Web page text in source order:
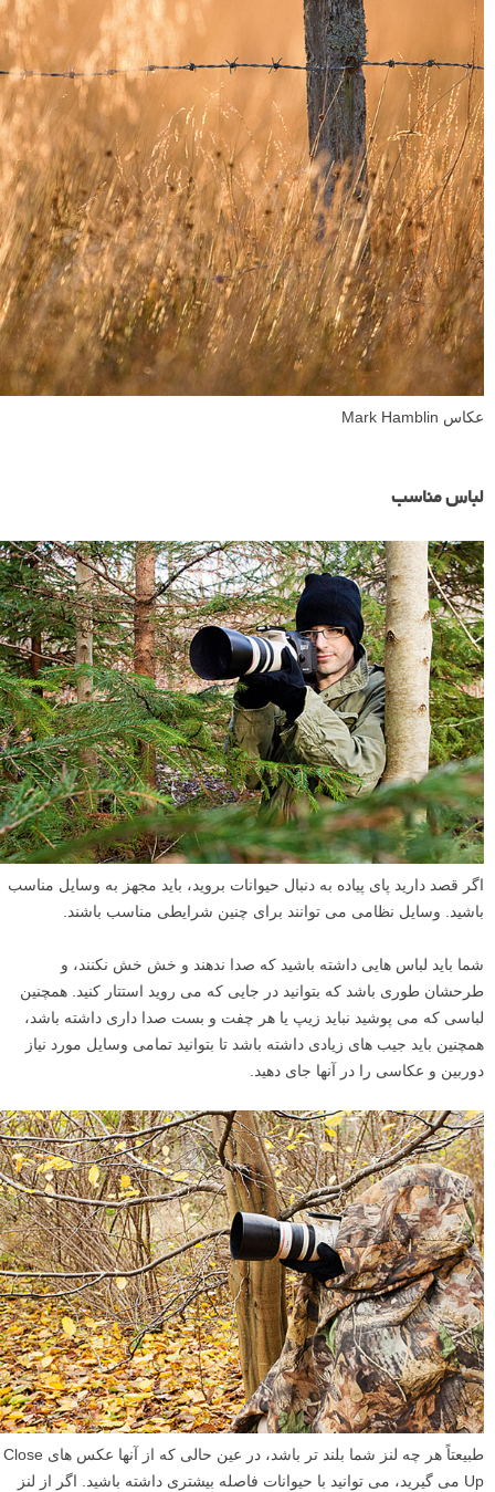
عکاس Mark Hamblin
لباس مناسب
اگر قصد دارید پای پیاده به دنبال حیوانات بروید، باید مجهز به وسایل مناسب
باشید. وسایل نظامی می توانند برای چنین شرایطی مناسب باشند.
شما باید لباس هایی داشته باشید که صدا ندهند و خش خش نکنند، و
طرحشان طوری باشد که بتوانید در جایی که می روید استتار کنید. همچنین
لباسی که می پوشید نباید زیپ یا هر چفت و بست صدا داری داشته باشد،
همچنین باید جیب های زیادی داشته باشد تا بتوانید تمامی وسایل مورد نیاز
دوربین و عکاسی را در آنها جای دهید.
طبیعتاً هر چه لنز شما بلند تر باشد، در عین حالی که از آنها عکس های Close
Up می گیرید، می توانید با حیوانات فاصله بیشتری داشته باشید. اگر از لنز